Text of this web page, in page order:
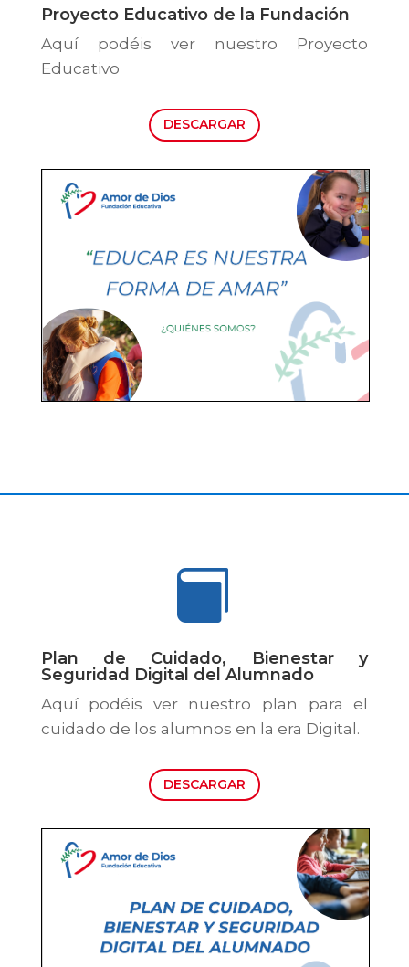
Proyecto Educativo de la Fundación
Aquí podéis ver nuestro Proyecto
Educativo
DESCARGAR

Plan de Cuidado, Bienestar y
Seguridad Digital del Alumnado
Aquí podéis ver nuestro plan para el
cuidado de los alumnos en la era Digital.
DESCARGAR